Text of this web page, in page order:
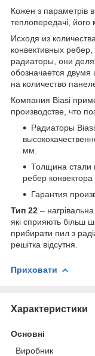
Кожен з параметрів
теплопередачі,
Исходя из
конвективных
радиаторы, они
обозначается
на количество
Компания Biasi
производстве, что
Радиаторы
мм.
Толщина стали
ребер
Гарантия
Тип 22 –
які сприяють більш
прибирати пил з
решітка відсутня.
Приховати
Характеристики
Основні
Виробник